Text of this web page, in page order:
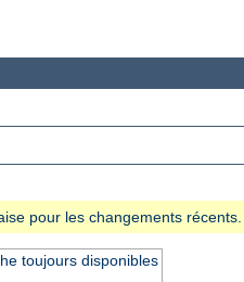
pour les changements récents.
toujours disponibles